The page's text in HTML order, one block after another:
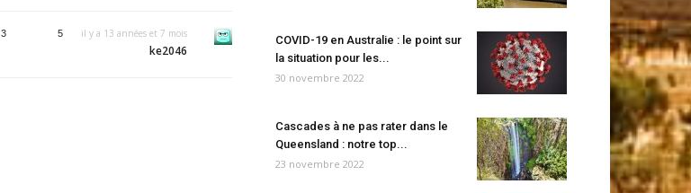
3 5 il y a 13 années et 7 mois
ke2046
COVID-19 en Australie : le point sur
la situation pour les...
30 novembre 2022
Cascades à ne pas rater dans le
Queensland : notre top...
23 novembre 2022